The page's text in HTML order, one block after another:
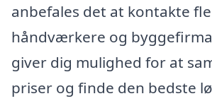
anbefales det at kontakte
håndværkere og
giver dig mulighed for at
priser og finde den bedste